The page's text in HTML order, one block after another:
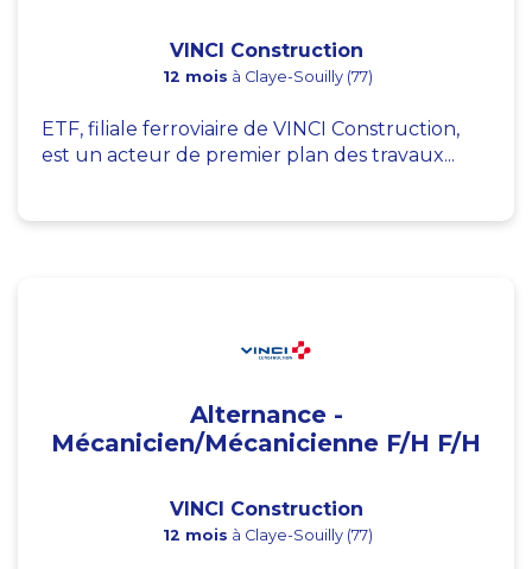
VINCI Construction
12 mois à Claye-Souilly (77)
ETF, filiale ferroviaire de VINCI Construction,
est un acteur de premier plan des travaux...
Alternance -
Mécanicien/Mécanicienne F/H F/H
VINCI Construction
12 mois à Claye-Souilly (77)